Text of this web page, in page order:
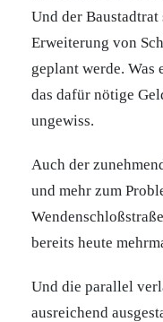
Und der
Erweiterung von
geplant werde. Was
das dafür nötige
ungewiss.
Auch der
und mehr zum
bereits heute
Und die parallel
ausreichend